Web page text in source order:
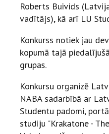
Roberts Buivids
vadītājs), kā arī LU
Konkurss notiek jau
kopumā tajā
grupas.
Konkursu organizē
NABA sadarbībā ar
Studentu padomi,
studiju "Krakatone -